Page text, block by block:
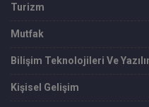
Turizm
Mutfak
Bilişim Teknolojileri Ve
Kişisel Gelişim